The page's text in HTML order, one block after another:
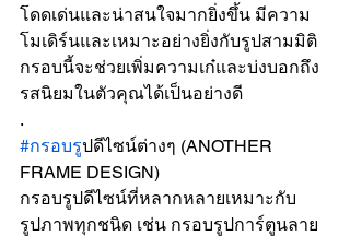
โดดเด่นและน่าสนใจมากยิ่งขึ้น มีความ
โมเดิร์นและเหมาะอย่างยิ่งกับรูปสามมิติ
กรอบนี้จะช่วยเพิ่มความเก๋และบ่งบอกถึง
รสนิยมในตัวคุณได้เป็นอย่างดี
.
#กรอบรูปดีไซน์ต่างๆ (ANOTHER
FRAME DESIGN)
กรอบรูปดีไซน์ที่หลากหลายเหมาะกับ
รูปภาพทุกชนิด เช่น กรอบรูปการ์ตูนลาย